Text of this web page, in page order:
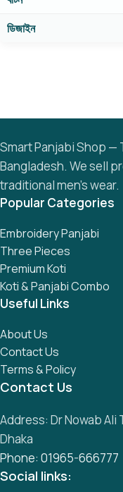
ডিজাইন
Smart Panjabi Shop —
Bangladesh. We sell
traditional men’s wear.
Popular Categories
Embroidery Panjabi
Three Pieces
Premium Koti
Koti & Panjabi Combo
Useful Links
About Us
Contact Us
Terms & Policy
Contact Us
Address: Dr Nowab Ali
Dhaka
Phone: 01965-666777
Social links: